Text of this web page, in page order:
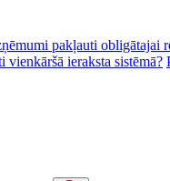
pakļauti obligātajai
vienkāršā ieraksta sistēmā?